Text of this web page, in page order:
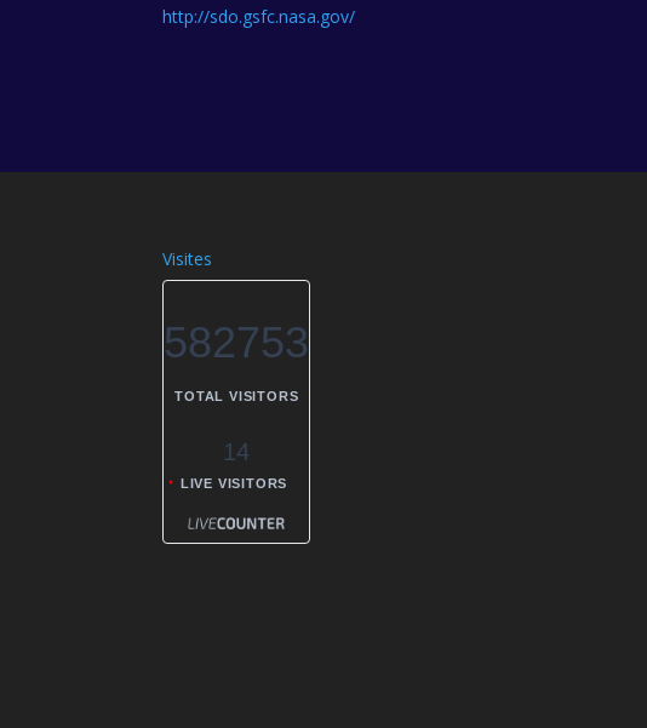
http://sdo.gsfc.nasa.gov/
Visites
582753
TOTAL VISITORS
14
LIVE VISITORS